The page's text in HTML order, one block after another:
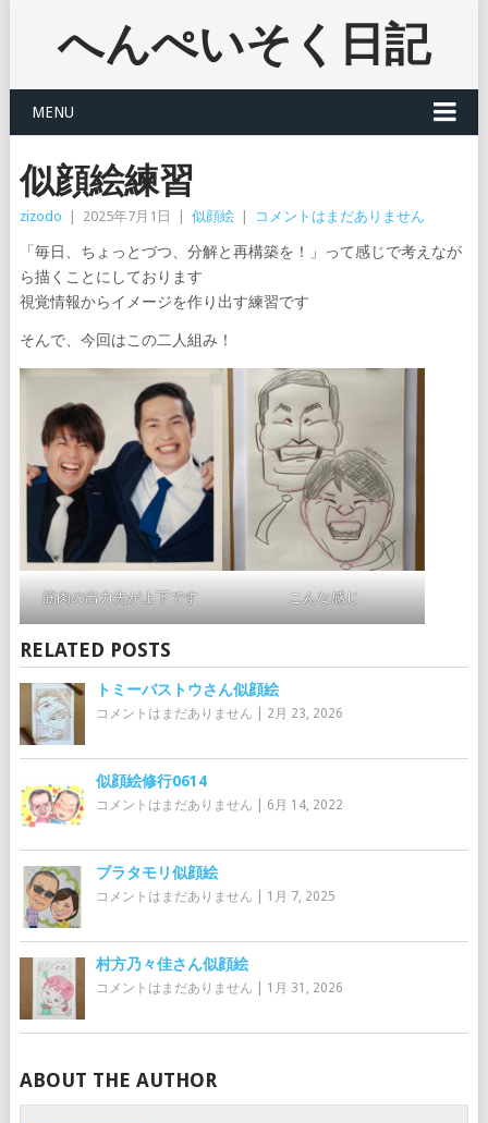
へんぺいそく日記
MENU
似顔絵練習
zizodo 2025年7月1日 似顔絵 コメントはまだありません
「毎日、ちょっとづつ、分解と再構築を！」って感じで考えなが
ら描くことにしております
視覚情報からイメージを作り出す練習です
そんで、今回はこの二人組み！
筋肉の出力先が上下です こんな感じ
RELATED POSTS
トミーバストウさん似顔絵
コメントはまだありません 2月 23, 2026
似顔絵修行0614
コメントはまだありません 6月 14, 2022
ブラタモリ似顔絵
コメントはまだありません 1月 7, 2025
村方乃々佳さん似顔絵
コメントはまだありません 1月 31, 2026
ABOUT THE AUTHOR